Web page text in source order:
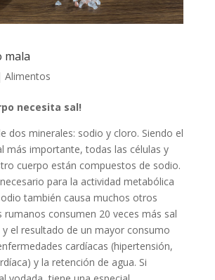
mala
Alimentos
necesita sal!
dos minerales: sodio y cloro. Siendo el
más importante, todas las células y
cuerpo están compuestos de sodio.
para la actividad metabólica
también causa muchos otros
rumanos consumen 20 veces más sal
y el resultado de un mayor consumo
cardíacas (hipertensión,
y la retención de agua. Si